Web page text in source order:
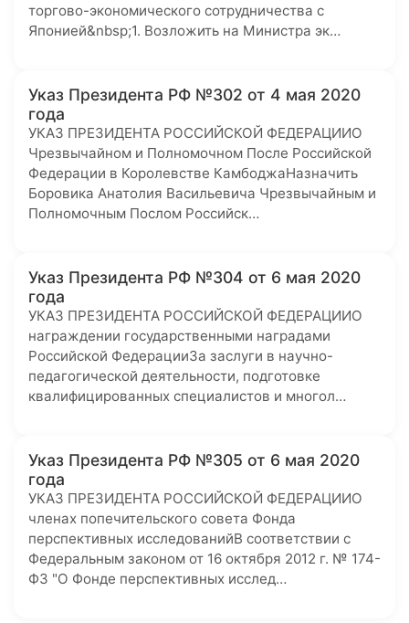
торгово-экономического сотрудничества с
Японией&nbsp;1. Возложить на Министра эк…
Указ Президента РФ №302 от 4 мая 2020
года
УКАЗ ПРЕЗИДЕНТА РОССИЙСКОЙ ФЕДЕРАЦИИО
Чрезвычайном и Полномочном После Российской
Федерации в Королевстве КамбоджаНазначить
Боровика Анатолия Васильевича Чрезвычайным и
Полномочным Послом Российск…
Указ Президента РФ №304 от 6 мая 2020
года
УКАЗ ПРЕЗИДЕНТА РОССИЙСКОЙ ФЕДЕРАЦИИО
награждении государственными наградами
Российской ФедерацииЗа заслуги в научно-
педагогической деятельности, подготовке
квалифицированных специалистов и многол…
Указ Президента РФ №305 от 6 мая 2020
года
УКАЗ ПРЕЗИДЕНТА РОССИЙСКОЙ ФЕДЕРАЦИИО
членах попечительского совета Фонда
перспективных исследованийВ соответствии с
Федеральным законом от 16 октября 2012 г. № 174-
ФЗ "О Фонде перспективных исслед…